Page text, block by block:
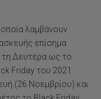
λαμβάνουν
επίσημα
τη Δευτέρα ως το
Friday του 2021
(26 Νοεμβρίου) και